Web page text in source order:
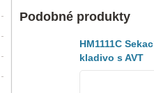
Podobné produkty
HM1111C
kladivo s AVT
11,2J,1300W